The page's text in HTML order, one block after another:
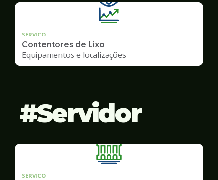
SERVICO
Contentores de Lixo
Equipamentos e localizações
Servidor
SERVICO